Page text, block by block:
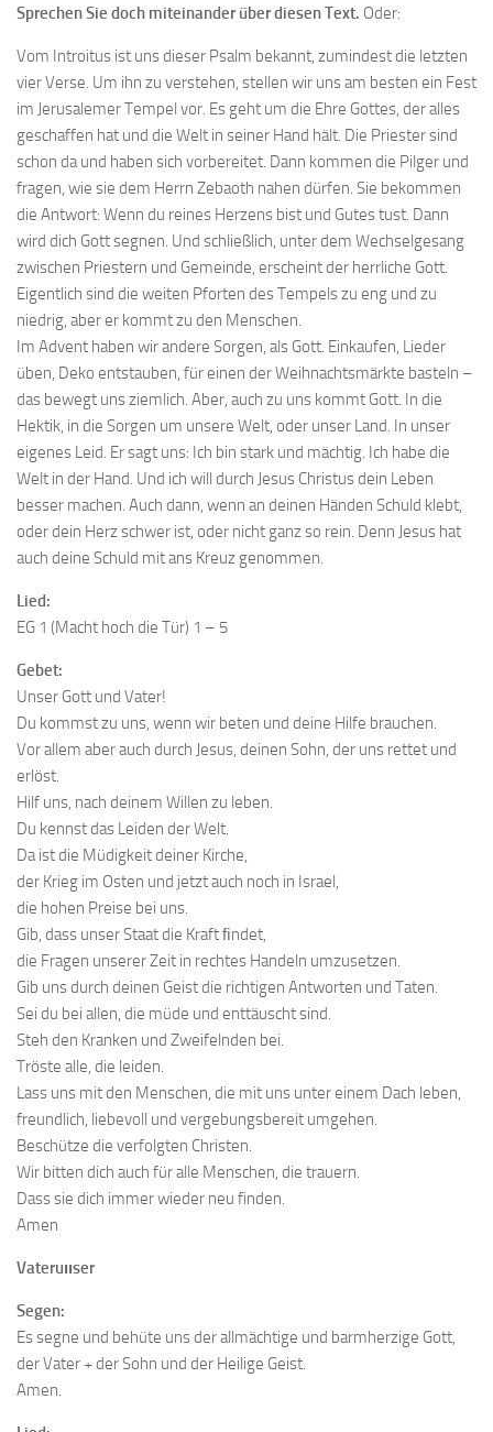
Sprechen Sie doch miteinander über diesen Text. Oder:
Vom Introitus ist uns dieser Psalm bekannt, zumindest die letzten
vier Verse. Um ihn zu verstehen, stellen wir uns am besten ein Fest
im Jerusalemer Tempel vor. Es geht um die Ehre Gottes, der alles
geschaffen hat und die Welt in seiner Hand hält. Die Priester sind
schon da und haben sich vorbereitet. Dann kommen die Pilger und
fragen, wie sie dem Herrn Zebaoth nahen dürfen. Sie bekommen
die Antwort: Wenn du reines Herzens bist und Gutes tust. Dann
wird dich Gott segnen. Und schließlich, unter dem Wechselgesang
zwischen Priestern und Gemeinde, erscheint der herrliche Gott.
Eigentlich sind die weiten Pforten des Tempels zu eng und zu
niedrig, aber er kommt zu den Menschen.
Im Advent haben wir andere Sorgen, als Gott. Einkaufen, Lieder
üben, Deko entstauben, für einen der Weihnachtsmärkte basteln –
das bewegt uns ziemlich. Aber, auch zu uns kommt Gott. In die
Hektik, in die Sorgen um unsere Welt, oder unser Land. In unser
eigenes Leid. Er sagt uns: Ich bin stark und mächtig. Ich habe die
Welt in der Hand. Und ich will durch Jesus Christus dein Leben
besser machen. Auch dann, wenn an deinen Händen Schuld klebt,
oder dein Herz schwer ist, oder nicht ganz so rein. Denn Jesus hat
auch deine Schuld mit ans Kreuz genommen.
Lied:
EG 1 (Macht hoch die Tür) 1 – 5
Gebet:
Unser Gott und Vater!
Du kommst zu uns, wenn wir beten und deine Hilfe brauchen.
Vor allem aber auch durch Jesus, deinen Sohn, der uns rettet und
erlöst.
Hilf uns, nach deinem Willen zu leben.
Du kennst das Leiden der Welt.
Da ist die Müdigkeit deiner Kirche,
der Krieg im Osten und jetzt auch noch in Israel,
die hohen Preise bei uns.
Gib, dass unser Staat die Kraft ﬁndet,
die Fragen unserer Zeit in rechtes Handeln umzusetzen.
Gib uns durch deinen Geist die richtigen Antworten und Taten.
Sei du bei allen, die müde und enttäuscht sind.
Steh den Kranken und Zweifelnden bei.
Tröste alle, die leiden.
Lass uns mit den Menschen, die mit uns unter einem Dach leben,
freundlich, liebevoll und vergebungsbereit umgehen.
Beschütze die verfolgten Christen.
Wir bitten dich auch für alle Menschen, die trauern.
Dass sie dich immer wieder neu finden.
Amen
Vateruııser
Segen:
Es segne und behüte uns der allmächtige und barmherzige Gott,
der Vater + der Sohn und der Heilige Geist.
Amen.